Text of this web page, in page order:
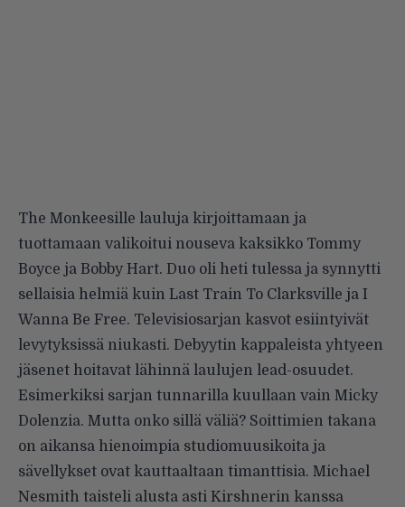
The Monkeesille lauluja kirjoittamaan ja
tuottamaan valikoitui nouseva kaksikko Tommy
Boyce ja Bobby Hart. Duo oli heti tulessa ja synnytti
sellaisia helmiä kuin Last Train To Clarksville ja I
Wanna Be Free. Televisiosarjan kasvot esiintyivät
levytyksissä niukasti. Debyytin kappaleista yhtyeen
jäsenet hoitavat lähinnä laulujen lead-osuudet.
Esimerkiksi sarjan tunnarilla kuullaan vain Micky
Dolenzia. Mutta onko sillä väliä? Soittimien takana
on aikansa hienoimpia studiomuusikoita ja
sävellykset ovat kauttaaltaan timanttisia. Michael
Nesmith taisteli alusta asti Kirshnerin kanssa